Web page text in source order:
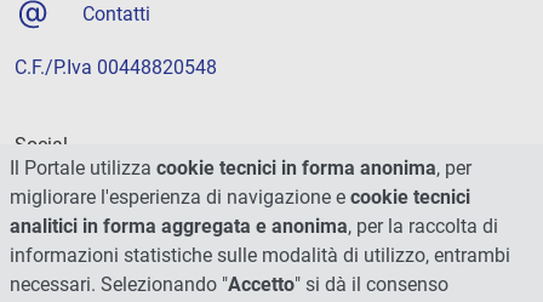
Contatti
C.F./P.Iva 00448820548
Social
Il Portale utilizza cookie tecnici in forma anonima, per
migliorare l'esperienza di navigazione e cookie tecnici
analitici in forma aggregata e anonima, per la raccolta di
informazioni statistiche sulle modalità di utilizzo, entrambi
necessari. Selezionando "Accetto" si dà il consenso